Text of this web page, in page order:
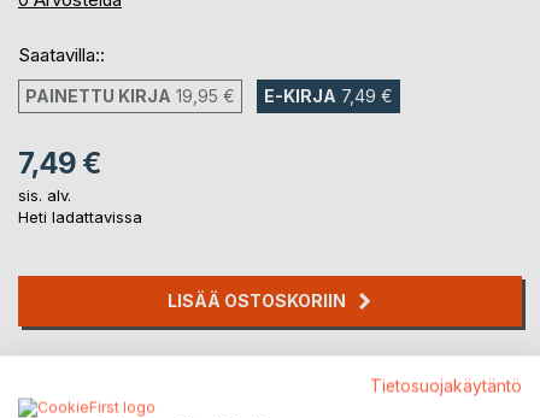
Saatavilla::
PAINETTU KIRJA 19,95 € E-KIRJA 7,49 €
7,49 €
sis. alv.
Heti ladattavissa
LISÄÄ OSTOSKORIIN
Arvostele tuote
Tietosuojakäytäntö